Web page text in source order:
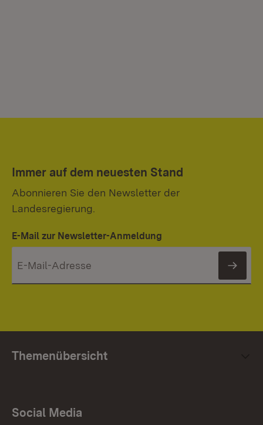
Immer auf dem neuesten Stand
Abonnieren Sie den Newsletter der
Landesregierung.
E-Mail zur Newsletter-Anmeldung
Themenübersicht
Social Media